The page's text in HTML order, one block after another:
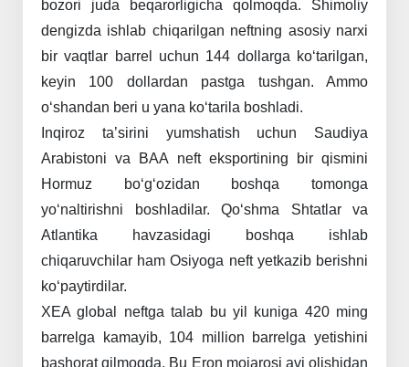
bozori
juda beqarorligicha qolmoqda.
Shimoliy
dengizda ishlab chiqarilgan neftning asosiy narxi
bir vaqtlar barrel uchun 144 dollarga ko‘tarilgan,
keyin
100 dollardan pastga tushgan.
Ammo
o‘shandan beri u yana ko‘tarila boshladi.
Inqiroz
ta’sirini yumshatish uchun
Saudiya
Arabistoni va BAA neft eksportining bir qismini
Hormuz
bo‘g‘ozidan boshqa
tomonga
yo‘naltirishni
boshladilar. Qo‘shma Shtatlar
va
Atlantika
havzasidagi boshqa
ishlab
chiqaruvchilar ham Osiyoga neft yetkazib berishni
ko‘paytirdilar.
XEA global neftga talab bu yil kuniga 420 ming
barrelga
kamayib, 104 million barrelga yetishini
bashorat qilmoqda. Bu Eron mojarosi avj olishidan